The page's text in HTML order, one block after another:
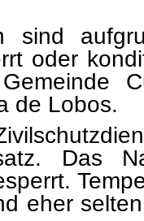
sind
oder
de Lobos.
Das
eher